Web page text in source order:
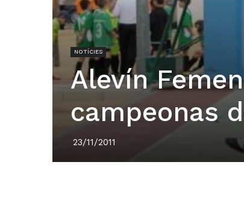
NOTÍCIES
Alevín
campeonas
23/11/2011